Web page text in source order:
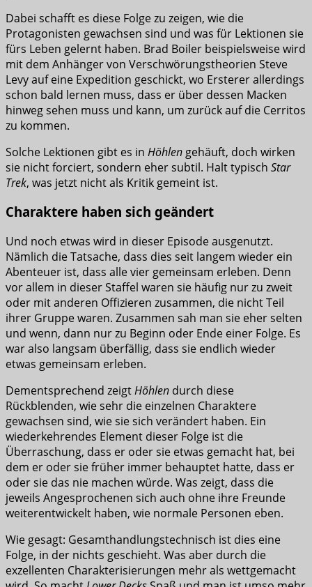
Dabei schafft es diese Folge zu zeigen, wie die
Protagonisten gewachsen sind und was für Lektionen sie
fürs Leben gelernt haben. Brad Boiler beispielsweise wird
mit dem Anhänger von Verschwörungstheorien Steve
Levy auf eine Expedition geschickt, wo Ersterer allerdings
schon bald lernen muss, dass er über dessen Macken
hinweg sehen muss und kann, um zurück auf die Cerritos
zu kommen.
Solche Lektionen gibt es in Höhlen gehäuft, doch wirken
sie nicht forciert, sondern eher subtil. Halt typisch Star
Trek, was jetzt nicht als Kritik gemeint ist.
Charaktere haben sich geändert
Und noch etwas wird in dieser Episode ausgenutzt.
Nämlich die Tatsache, dass dies seit langem wieder ein
Abenteuer ist, dass alle vier gemeinsam erleben. Denn
vor allem in dieser Staffel waren sie häufig nur zu zweit
oder mit anderen Offizieren zusammen, die nicht Teil
ihrer Gruppe waren. Zusammen sah man sie eher selten
und wenn, dann nur zu Beginn oder Ende einer Folge. Es
war also langsam überfällig, dass sie endlich wieder
etwas gemeinsam erleben.
Dementsprechend zeigtHöhlen durch diese
Rückblenden, wie sehr die einzelnen Charaktere
gewachsen sind, wie sie sich verändert haben. Ein
wiederkehrendes Element dieser Folge ist die
Überraschung, dass er oder sie etwas gemacht hat, bei
dem er oder sie früher immer behauptet hatte, dass er
oder sie das nie machen würde. Was zeigt, dass die
jeweils Angesprochenen sich auch ohne ihre Freunde
weiterentwickelt haben, wie normale Personen eben.
Wie gesagt: Gesamthandlungstechnisch ist dies eine
Folge, in der nichts geschieht. Was aber durch die
exzellenten Charakterisierungen mehr als wettgemacht